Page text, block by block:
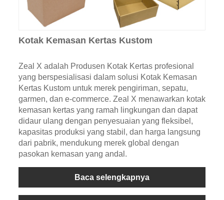
Kotak Kemasan Kertas Kustom
Zeal X adalah Produsen Kotak Kertas profesional
yang berspesialisasi dalam solusi Kotak Kemasan
Kertas Kustom untuk merek pengiriman, sepatu,
garmen, dan e-commerce. Zeal X menawarkan kotak
kemasan kertas yang ramah lingkungan dan dapat
didaur ulang dengan penyesuaian yang fleksibel,
kapasitas produksi yang stabil, dan harga langsung
dari pabrik, mendukung merek global dengan
pasokan kemasan yang andal.
Baca selengkapnya